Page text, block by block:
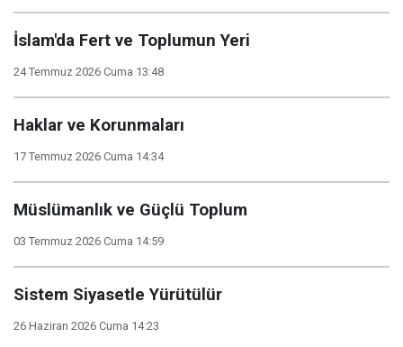
İslam'da Fert ve Toplumun Yeri
24 Temmuz 2026 Cuma 13:48
Haklar ve Korunmaları
17 Temmuz 2026 Cuma 14:34
Müslümanlık ve Güçlü Toplum
03 Temmuz 2026 Cuma 14:59
Sistem Siyasetle Yürütülür
26 Haziran 2026 Cuma 14:23